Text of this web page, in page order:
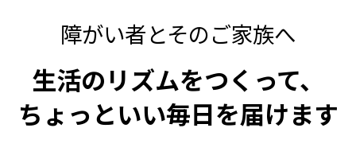
障がい者とそのご家族へ
生活のリズムをつくって、
ちょっといい毎日を届けます